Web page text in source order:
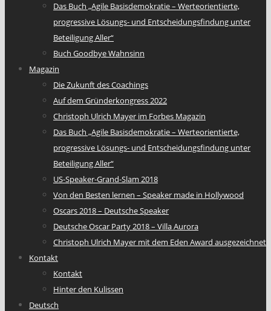
Das Buch „Agile Basisdemokratie – Werteorientierte,
progressive Lösungs- und Entscheidungsfindung unter
Beteiligung Aller“
Buch Goodbye Wahnsinn
Magazin
Die Zukunft des Coachings
Auf dem Gründerkongress 2022
Christoph Ulrich Mayer im Forbes Magazin
Das Buch „Agile Basisdemokratie – Werteorientierte,
progressive Lösungs- und Entscheidungsfindung unter
Beteiligung Aller“
US-Speaker-Grand-Slam 2018
Von den Besten lernen – Speaker made in Hollywood
Oscars 2018 – Deutsche Speaker
Deutsche Oscar Party 2018 – Villa Aurora
Christoph Ulrich Mayer mit dem Eden Award ausgezeichnet
Kontakt
Kontakt
Hinter den Kulissen
Deutsch